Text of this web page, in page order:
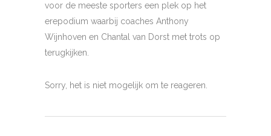
voor de meeste sporters een plek op het
erepodium waarbij coaches Anthony
Wijnhoven en Chantal van Dorst met trots op
terugkijken.
Sorry, het is niet mogelijk om te reageren.